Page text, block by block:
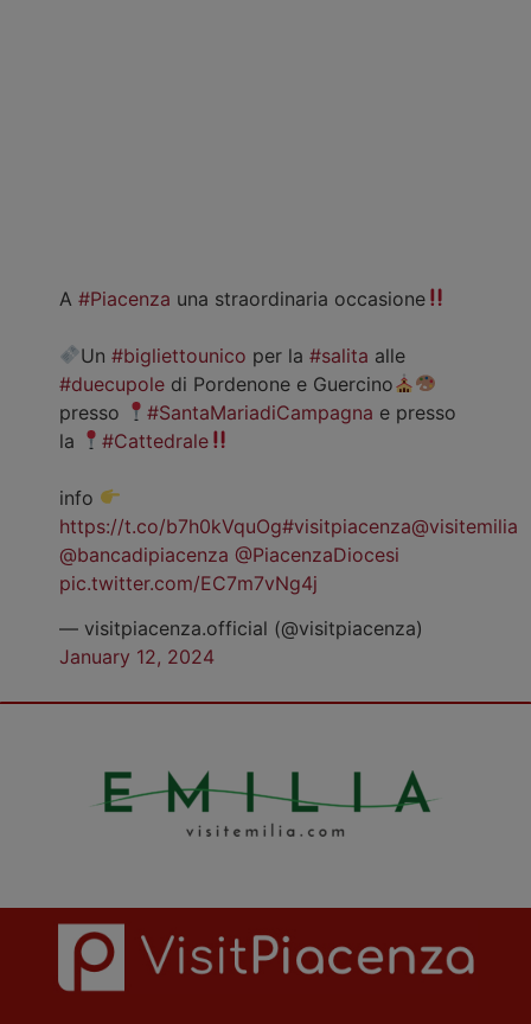
A #Piacenza una straordinaria occasione
Un#bigliettounico per la#salita alle
#duecupole di Pordenone e Guercino
presso
#SantaMariadiCampagna e presso
la
#Cattedrale
info
https://t.co/b7h0kVquOg#visitpiacenza@visitemilia
@bancadipiacenza @PiacenzaDiocesi
pic.twitter.com/EC7m7vNg4j
— visitpiacenza.official (@visitpiacenza)
January 12, 2024